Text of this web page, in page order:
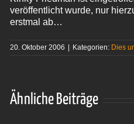
veröffentlicht wurde, nur
erstmal ab…
20. Oktober 2006 | Kategorien: Dies
Ähnliche Beiträge